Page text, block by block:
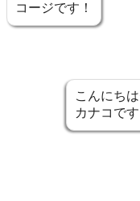
コージです！
こんにち
カナコです